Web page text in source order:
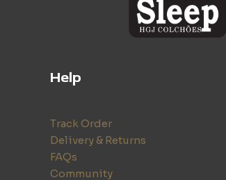
Help
Track Order
Delivery & Returns
FAQs
Community